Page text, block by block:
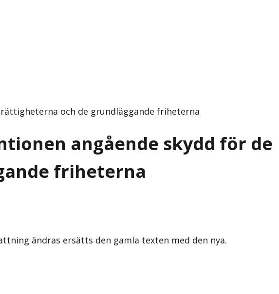
rättigheterna och de grundläggande friheterna
angående skydd för de
friheterna
ändras ersätts den gamla texten med den nya.